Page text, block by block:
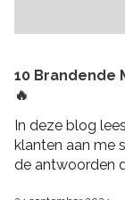
10 Brandende
🔥
In deze blog
klanten aan me
de antwoorden